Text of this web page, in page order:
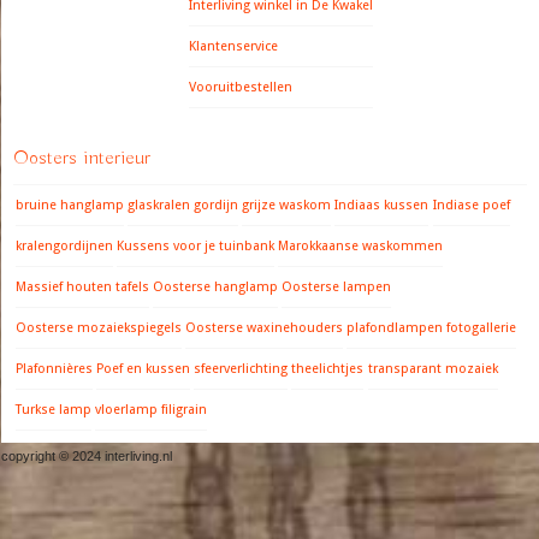
Interliving winkel in De Kwakel
Klantenservice
Vooruitbestellen
Oosters interieur
bruine hanglamp glaskralen gordijn grijze waskom Indiaas kussen Indiase poef
kralengordijnen Kussens voor je tuinbank Marokkaanse waskommen
Massief houten tafels Oosterse hanglamp Oosterse lampen
Oosterse mozaiekspiegels Oosterse waxinehouders plafondlampen fotogallerie
Plafonnières Poef en kussen sfeerverlichting theelichtjes transparant mozaiek
Turkse lamp vloerlamp filigrain
copyright © 2024 interliving.nl